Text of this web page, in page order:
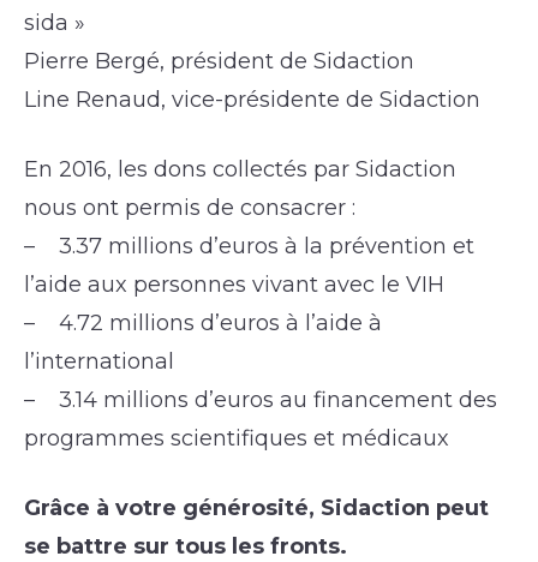
sida »
Pierre Bergé, président de Sidaction
Line Renaud, vice-présidente de Sidaction
En 2016, les dons collectés par Sidaction
nous ont permis de consacrer :
– 3.37 millions d’euros à la prévention et
l’aide aux personnes vivant avec le VIH
– 4.72 millions d’euros à l’aide à
l’international
– 3.14 millions d’euros au financement des
programmes scientifiques et médicaux
Grâce à votre générosité, Sidaction peut
se battre sur tous les fronts.